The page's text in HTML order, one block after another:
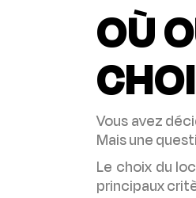
OÙ
Vous avez
Mais une
Le choix du
principaux